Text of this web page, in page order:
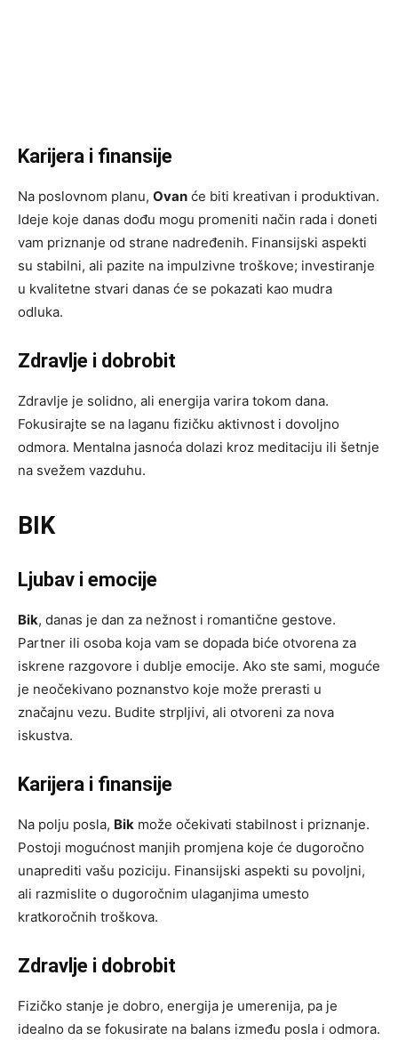
Karijera i finansije
Na poslovnom planu, Ovan će biti kreativan i produktivan.
Ideje koje danas dođu mogu promeniti način rada i doneti
vam priznanje od strane nadređenih. Finansijski aspekti
su stabilni, ali pazite na impulzivne troškove; investiranje
u kvalitetne stvari danas će se pokazati kao mudra
odluka.
Zdravlje i dobrobit
Zdravlje je solidno, ali energija varira tokom dana.
Fokusirajte se na laganu fizičku aktivnost i dovoljno
odmora. Mentalna jasnoća dolazi kroz meditaciju ili šetnje
na svežem vazduhu.
BIK
Ljubav i emocije
Bik, danas je dan za nežnost i romantične gestove.
Partner ili osoba koja vam se dopada biće otvorena za
iskrene razgovore i dublje emocije. Ako ste sami, moguće
je neočekivano poznanstvo koje može prerasti u
značajnu vezu. Budite strpljivi, ali otvoreni za nova
iskustva.
Karijera i finansije
Na polju posla, Bik može očekivati stabilnost i priznanje.
Postoji mogućnost manjih promjena koje će dugoročno
unaprediti vašu poziciju. Finansiјski aspekti su povoljni,
ali razmislite o dugoročnim ulaganjima umesto
kratkoročnih troškova.
Zdravlje i dobrobit
Fizičko stanje je dobro, energija je umerenija, pa je
idealno da se fokusirate na balans između posla i odmora.